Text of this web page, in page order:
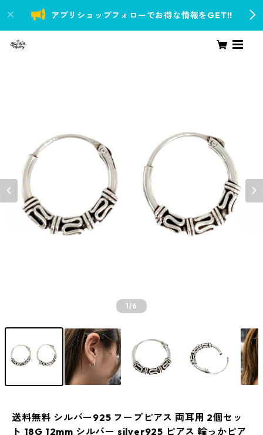
アプリショップフォローでお得な情報をGET!!
1/6
送料無料 シルバー925 フープピアス 両耳用 2個セッ
ト 18G 12mm シルバー silver925 ピアス 輪っかピア